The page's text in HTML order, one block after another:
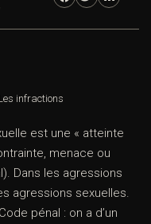
infractions
est une « atteinte
menace ou
Dans les agressions
agressions sexuelles.
pénal : on a d’un